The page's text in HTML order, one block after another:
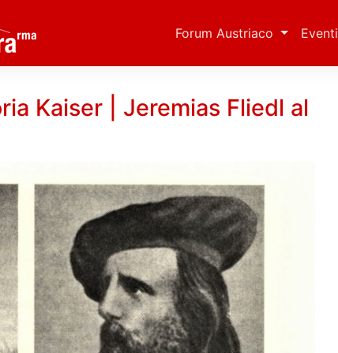
Forum Austriaco Eventi
Kaiser | Jeremias Fliedl al